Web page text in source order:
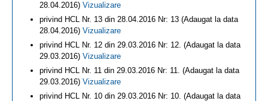
28.04.2016) Vizualizare
privind HCL Nr. 13 din 28.04.2016 Nr: 13 (Adaugat la data
28.04.2016) Vizualizare
privind HCL Nr. 12 din 29.03.2016 Nr: 12. (Adaugat la data
29.03.2016) Vizualizare
privind HCL Nr. 11 din 29.03.2016 Nr: 11. (Adaugat la data
29.03.2016) Vizualizare
privind HCL Nr. 10 din 29.03.2016 Nr: 10. (Adaugat la data